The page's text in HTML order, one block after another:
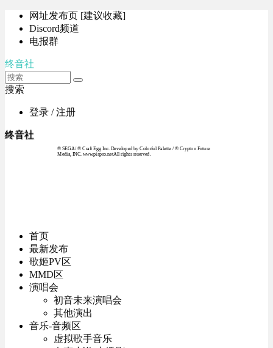
网址发布页 [建议收藏]
Discord频道
电报群
终音社
搜索
登录 / 注册
终音社
© SEGA / © Craft Egg Inc. Developed by Colorful Palette / © Crypton Future
Media, INC. www.piapro.netAll rights reserved.
首页
最新发布
歌姬PV区
MMD区
演唱会
初音未来演唱会
其他演出
音乐-音频区
虚拟歌手音乐